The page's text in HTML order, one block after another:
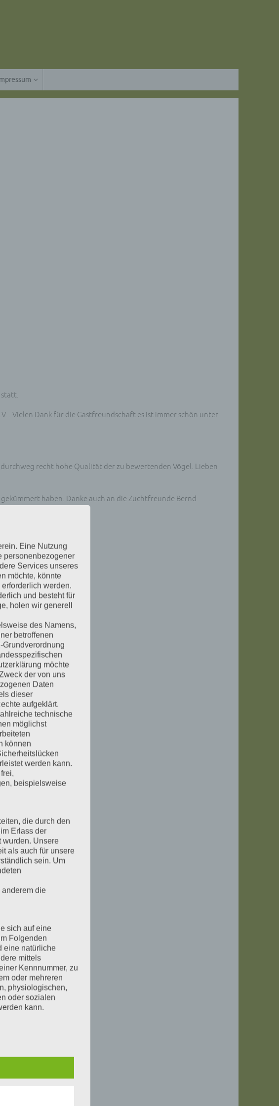
statt.
. Vielen Dank für die Gastfreundschaft es ist immer schön unter
recht hohe Qualität der zu bewertenden Vögel. Lieben
haben. Danke auch an die Zuchtfreunde Bernd
Eine Nutzung
personenbezogener
Services unseres
möchte, könnte
werden.
und besteht für
holen wir generell
des Namens,
betroffenen
Grundverordnung
möchte
der von uns
Daten
dieser
aufgeklärt.
technische
möglichst
können
werden kann.
beispielsweise
die durch den
Erlass der
wurden. Unsere
als auch für unsere
sein. Um
die
sich auf eine
Folgenden
eine natürliche
mittels
Kennnummer, zu
oder mehreren
physiologischen,
oder sozialen
kann.
natürliche
im Zusammenhang
die